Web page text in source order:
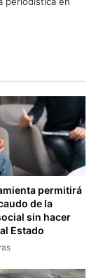
permitirá
de la
sin hacer
Estado